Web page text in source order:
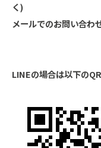
く)
メールでのお問い合わ
LINEの場合は以下の